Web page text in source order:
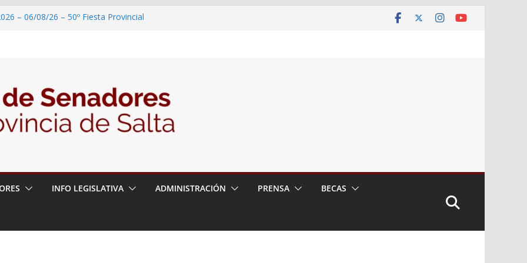
– 06/08/26 – 50º Fiesta Provincial
del Dr. Víctor Alfredo Frías
– 06/08/26 – 82° Edición de la Expo
– 06/08/26 – “Historia y memoria
del pueblo Kolla en el municipio de
INFO LEGISLATIVA ADMINISTRACIÓN PRENSA BECAS